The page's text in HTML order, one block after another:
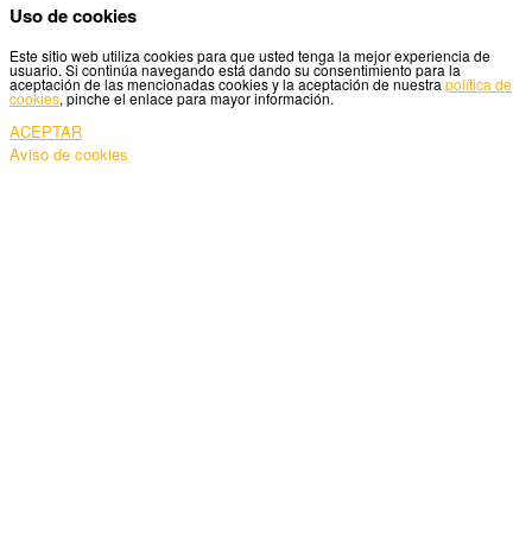
Uso de cookies
Este sitio web utiliza cookies para que usted tenga la mejor experiencia de
usuario. Si continúa navegando está dando su consentimiento para la
aceptación de las mencionadas cookies y la aceptación de nuestra política de
cookies, pinche el enlace para mayor información.
ACEPTAR
Aviso de cookies